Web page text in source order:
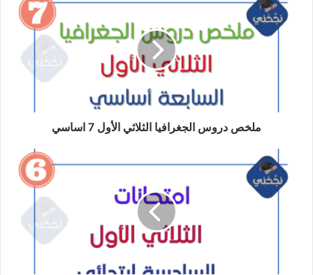
دروس
الجغرافيا
ملخص دروس الجغرافيا الثلاثي الأول 7 اساسي
امتحانات
السنة
السادسة